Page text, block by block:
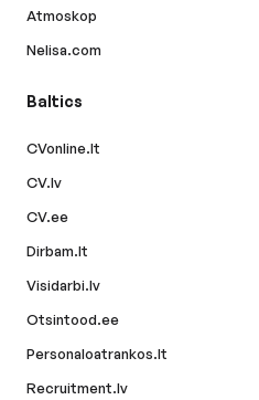
Atmoskop
Nelisa.com
Baltics
CVonline.lt
CV.lv
CV.ee
Dirbam.lt
Visidarbi.lv
Otsintood.ee
Personaloatrankos.lt
Recruitment.lv